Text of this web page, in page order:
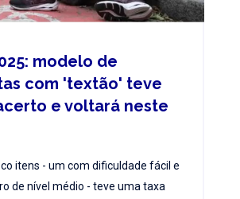
modelo de
com 'textão' teve
e voltará neste
itens - um com dificuldade fácil e
de nível médio - teve uma taxa